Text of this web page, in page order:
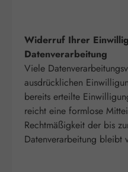
Widerruf Ihrer
Datenverarbeitung
Viele
ausdrücklichen
bereits erteilte
reicht eine formlose
Rechtmäßigkeit der bis
Datenverarbeitung bleibt